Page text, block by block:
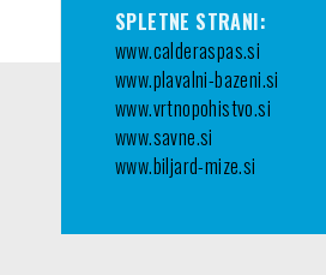
SPLETNE STRANI:
www.calderaspas.si
www.plavalni-bazeni.si
www.vrtnopohistvo.si
www.savne.si
www.biljard-mize.si